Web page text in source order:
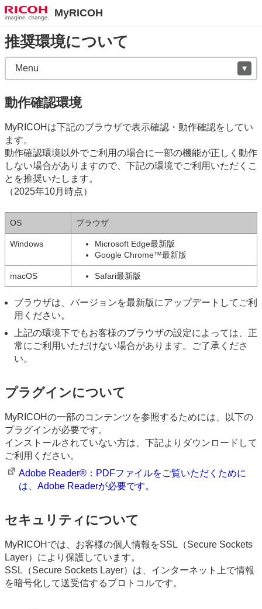
MyRICOH
推奨環境について
Menu
動作確認環境
MyRICOHは下記のブラウザで表示確認・動作確認をしてい
ます。
動作確認環境以外でご利用の場合に一部の機能が正しく動作
しない場合がありますので、下記の環境でご利用いただくこ
とを推奨いたします。
（2025年10月時点）
OS ブラウザ
Windows
Microsoft Edge最新版
Google Chrome™最新版
macOS Safari最新版
ブラウザは、バージョンを最新版にアップデートしてご利
用ください。
上記の環境下でもお客様のブラウザの設定によっては、正
常にご利用いただけない場合があります。ご了承くださ
い。
プラグインについて
MyRICOHの一部のコンテンツを参照するためには、以下の
プラグインが必要です。
インストールされていない方は、下記よりダウンロードして
ご利用ください。
Adobe Reader®：PDFファイルをご覧いただくために
は、Adobe Readerが必要です。
セキュリティについて
MyRICOHでは、お客様の個人情報をSSL（Secure Sockets
Layer）により保護しています。
SSL（Secure Sockets Layer）は、インターネット上で情報
を暗号化して送受信するプロトコルです。